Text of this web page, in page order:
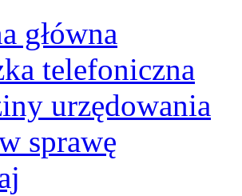
główna
telefoniczna
urzędowania
sprawę